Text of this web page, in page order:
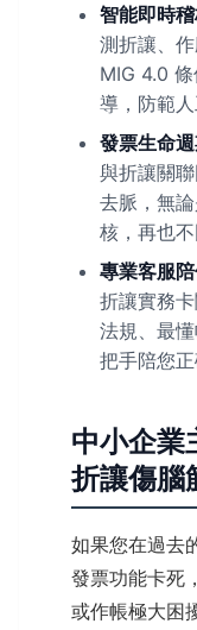
智能即時稽
測折讓、
MIG 4.0
導，防範人
發票生命
與折讓關
去脈，無
核，再也不
專業客服陪
折讓實務
法規、最
把手陪您正
中小企業
折讓傷腦
如果您在過去
發票功能卡死
或作帳極大困